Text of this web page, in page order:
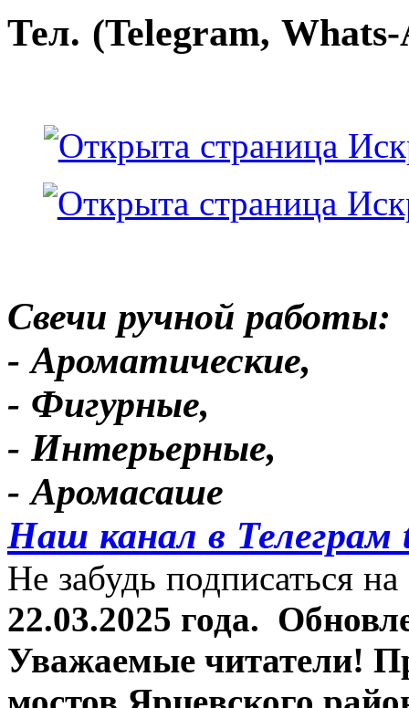
Тел. (Telegram,
Свечи ручной работы:
- Ароматические,
- Фигурные,
- Интерьерные,
- Аромасаше
Наш канал в Телеграм
Не забудь подписаться
22.03.2025 года.
Уважаемые читатели!